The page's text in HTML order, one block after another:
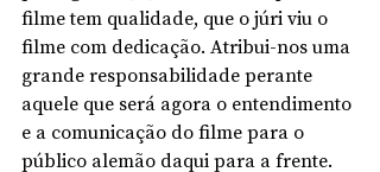
filme tem qualidade, que o júri viu o
filme com dedicação. Atribui-nos uma
grande responsabilidade perante
aquele que será agora o entendimento
e a comunicação do filme para o
público alemão daqui para a frente.